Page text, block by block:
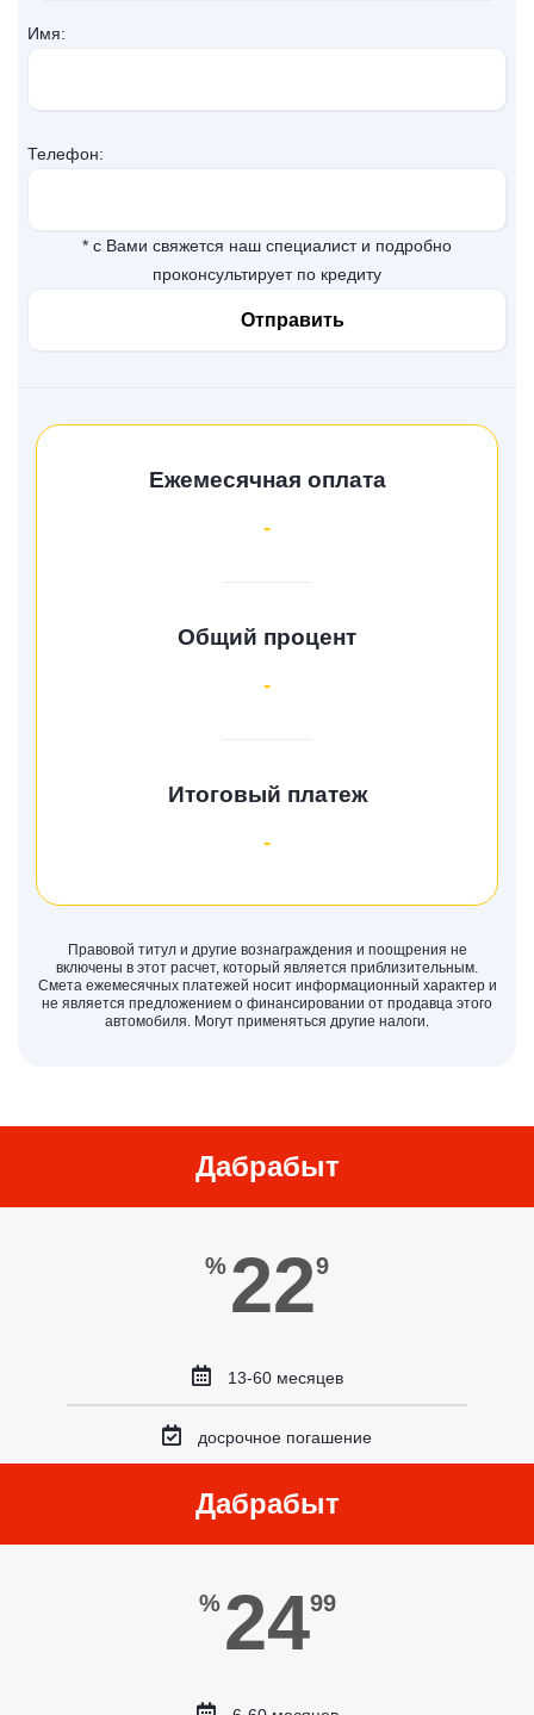
Имя:
Телефон:
* с Вами свяжется наш специалист и подробно
проконсультирует по кредиту
Ежемесячная оплата
-
Общий процент
-
Итоговый платеж
-
Правовой титул и другие вознаграждения и поощрения не
включены в этот расчет, который является приблизительным.
Смета ежемесячных платежей носит информационный характер и
не является предложением о финансировании от продавца этого
автомобиля. Могут применяться другие налоги.
Дабрабыт
% 229
13-60 месяцев
досрочное погашение
Дабрабыт
% 2499